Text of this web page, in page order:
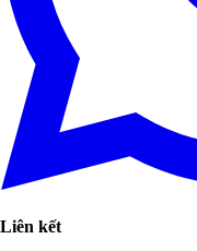
Liên kết